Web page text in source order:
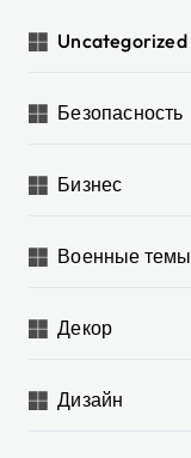
Uncategorized
Безопасность
Бизнес
Военные темы
Декор
Дизайн